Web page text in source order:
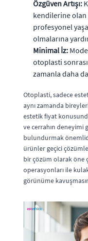
Özgüven Artışı:
kendilerine olan
profesyonel
olmalarına
Minimal İz:
otoplasti
zamanla daha
Otoplasti, sadece
aynı zamanda
estetik fiyat
ve cerrahın deneyimi
bulundurmak
ürünler geçici
bir çözüm olarak öne
operasyonları ile
görünüme